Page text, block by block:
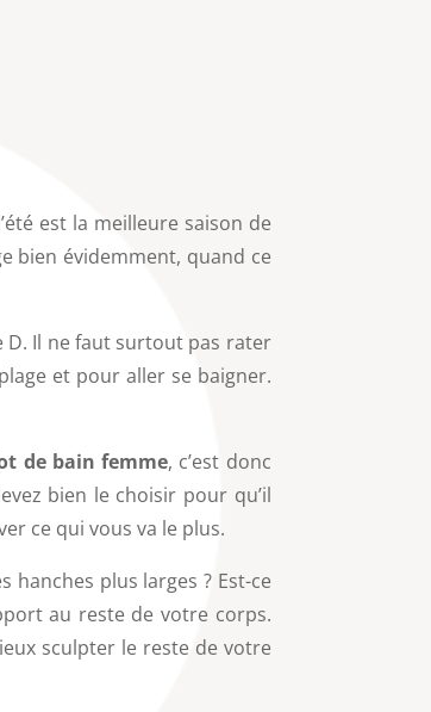
est la meilleure saison de
bien évidemment, quand ce
D. Il ne faut surtout pas rater
et pour aller se baigner.
de bain femme, c’est donc
bien le choisir pour qu’il
ce qui vous va le plus.
hanches plus larges ? Est-ce
au reste de votre corps.
sculpter le reste de votre